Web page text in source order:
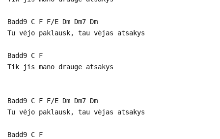
Badd9 C F F/E Dm Dm7 Dm
Tu vėjo paklausk, tau vėjas atsakys
Badd9 C F
Tik jis mano drauge atsakys
Badd9 C F F/E Dm Dm7 Dm
Tu vėjo paklausk, tau vėjas atsakys
Badd9 C F